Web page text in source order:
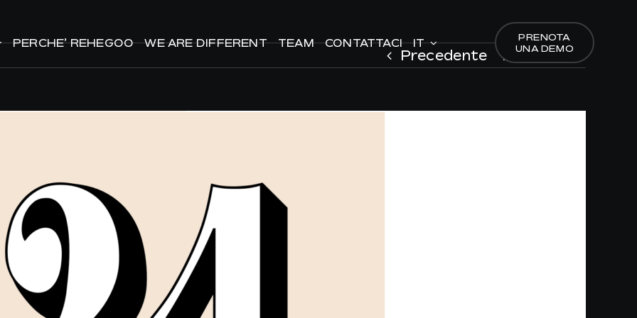
PERCHE’ REHEGOO WE ARE DIFFERENT TEAM CONTATTACI IT
PRENOTA
UNA DEMO
PERCHE’ REHEGOO WE ARE DIFFERENT TEAM CONTATTACI IT
PRENOTA
UNA DEMO
Precedente Prossimo